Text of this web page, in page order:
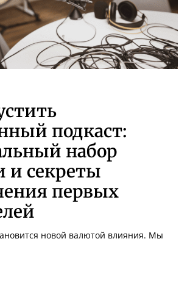
подкаст:
набор
и секреты
первых
новой валютой влияния. Мы